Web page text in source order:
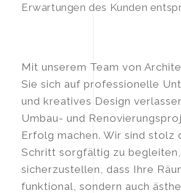
Erwartungen des Kunden
Mit unserem Team von
Sie sich auf professionelle
und kreatives Design
Umbau- und
Erfolg machen. Wir sind stolz
Schritt sorgfältig zu
sicherzustellen, dass Ihre
funktional, sondern auch